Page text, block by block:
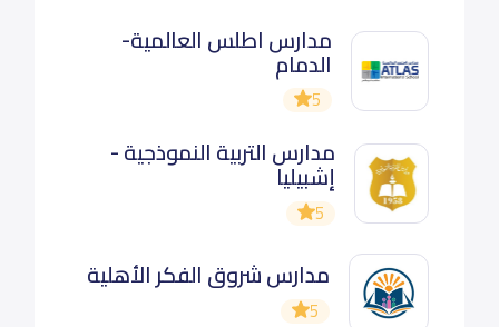
مدارس اطلس العالمية-
الدمام
5
مدارس التربية النموذجية -
إشبيليا
5
مدارس شروق الفكر الأهلية
5